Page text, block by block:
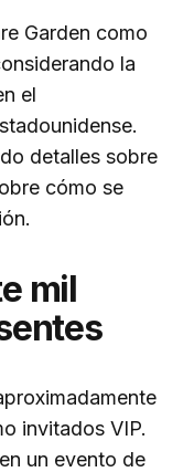
Garden como
la
el
detalles sobre
cómo se
mil
invitados VIP.
un evento de